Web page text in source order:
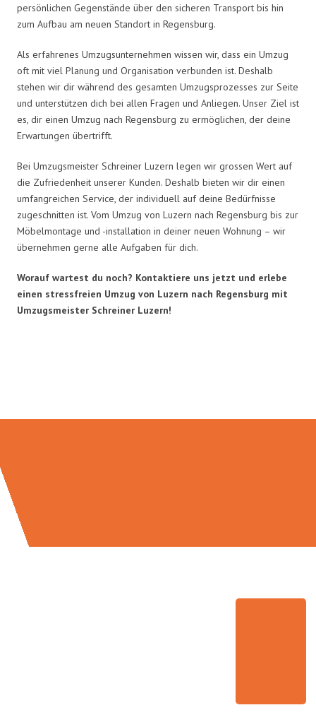
persönlichen Gegenstände über den sicheren Transport bis hin
zum Aufbau am neuen Standort in Regensburg.
Als erfahrenes Umzugsunternehmen wissen wir, dass ein Umzug
oft mit viel Planung und Organisation verbunden ist. Deshalb
stehen wir dir während des gesamten Umzugsprozesses zur Seite
und unterstützen dich bei allen Fragen und Anliegen. Unser Ziel ist
es, dir einen Umzug nach Regensburg zu ermöglichen, der deine
Erwartungen übertrifft.
Bei Umzugsmeister Schreiner Luzern legen wir grossen Wert auf
die Zufriedenheit unserer Kunden. Deshalb bieten wir dir einen
umfangreichen Service, der individuell auf deine Bedürfnisse
zugeschnitten ist. Vom Umzug von Luzern nach Regensburg bis zur
Möbelmontage und -installation in deiner neuen Wohnung – wir
übernehmen gerne alle Aufgaben für dich.
Worauf wartest du noch? Kontaktiere uns jetzt und erlebe
einen stressfreien Umzug von Luzern nach Regensburg mit
Umzugsmeister Schreiner Luzern!